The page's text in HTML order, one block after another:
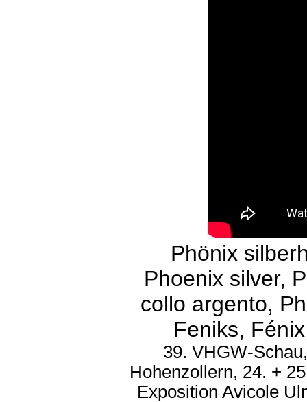
Phönix
Phoenix silver,
collo argento,
Feniks,
39. VHGW-
Hohenzollern, 24. +
Exposition Avicole